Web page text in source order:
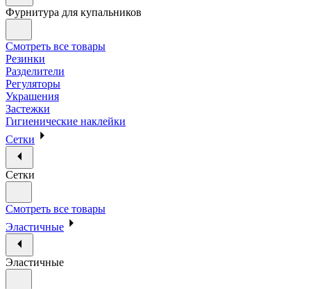
Фурнитура для купальников
Смотреть все товары
Резинки
Разделители
Регуляторы
Украшения
Застежки
Гигиенические наклейки
Сетки
Сетки
Смотреть все товары
Эластичные
Эластичные